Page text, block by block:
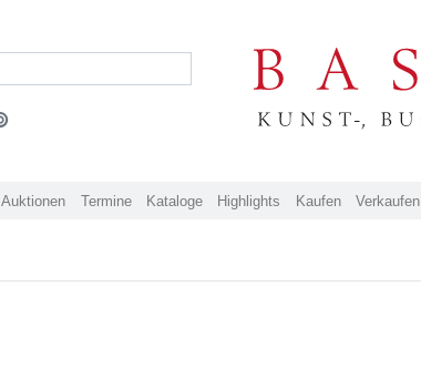
Auktionen Termine Kataloge Highlights Kaufen Verkaufen